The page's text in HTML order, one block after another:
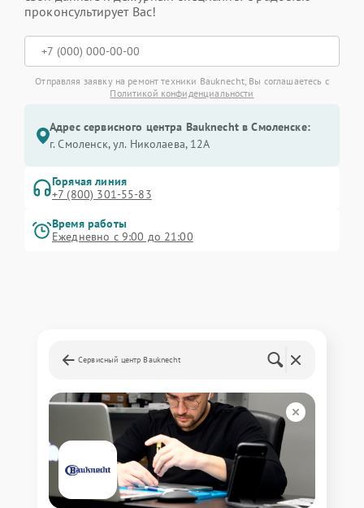
проконсультирует Вас!
Отправляя заявку на ремонт техники Bauknecht, Вы соглашаетесь с
Политикой конфиденциальности
Адрес сервисного центра Bauknecht в Смоленске:
г. Смоленск, ул. Николаева, 12А
Горячая линия
+7 (800) 301-55-83
Время работы
Ежедневно с 9:00 до 21:00
Сервисный центр Bauknecht